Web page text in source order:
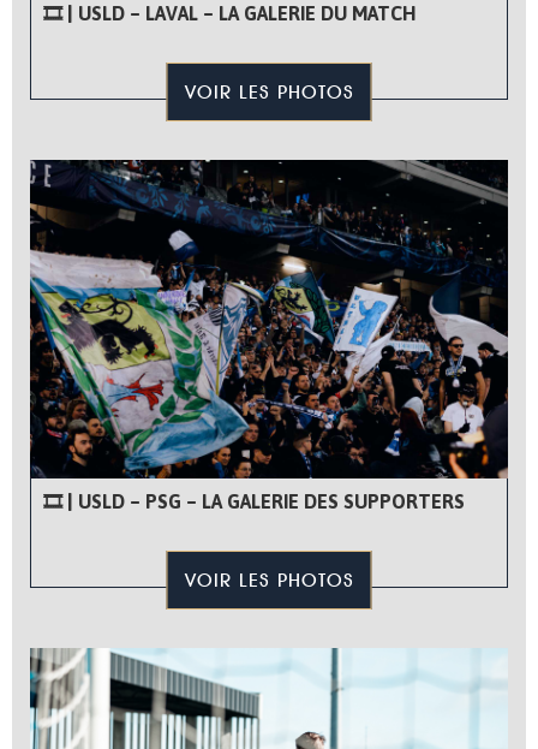
🎞 | USLD – LAVAL – LA GALERIE DU MATCH
VOIR LES PHOTOS
🎞 | USLD – PSG – LA GALERIE DES SUPPORTERS
VOIR LES PHOTOS